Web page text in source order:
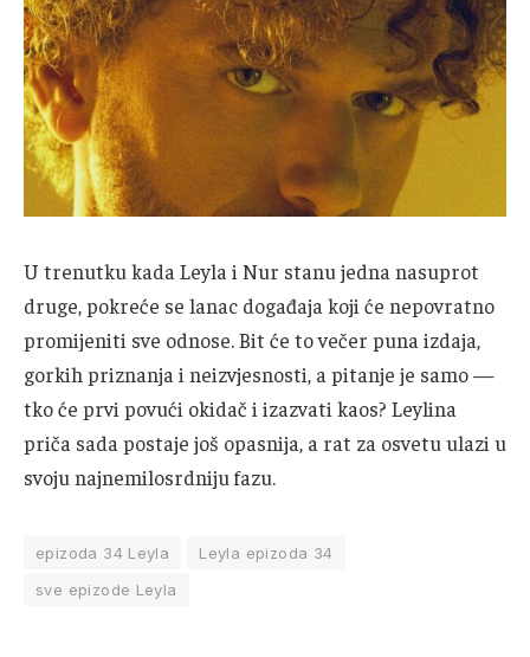
U trenutku kada Leyla i Nur stanu jedna nasuprot
druge, pokreće se lanac događaja koji će nepovratno
promijeniti sve odnose. Bit će to večer puna izdaja,
gorkih priznanja i neizvjesnosti, a pitanje je samo —
tko će prvi povući okidač i izazvati kaos? Leylina
priča sada postaje još opasnija, a rat za osvetu ulazi u
svoju najnemilosrdniju fazu.
epizoda 34 Leyla
Leyla epizoda 34
sve epizode Leyla